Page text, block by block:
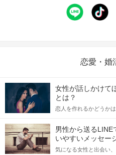
恋愛・婚
女性が話しかけて
とは？
恋人を作れるかどうか
てアプローチできるか
格的に始めようとして
をしっかりと理解し、
記事では、女性が話し
男性から送るLINE
いやすいメッセー
気になる女性と出会い